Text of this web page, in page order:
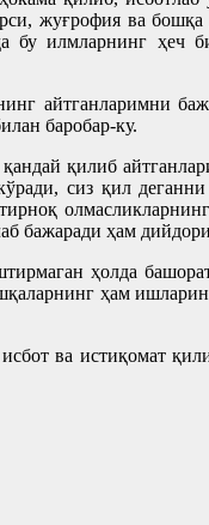
жуғрофия ва
бу илмларнинг ҳеч
айтганларимни
баробар-ку.
қилиб
сиз қил
бажаради ҳам
ҳолда
ҳам
ва истиқомат